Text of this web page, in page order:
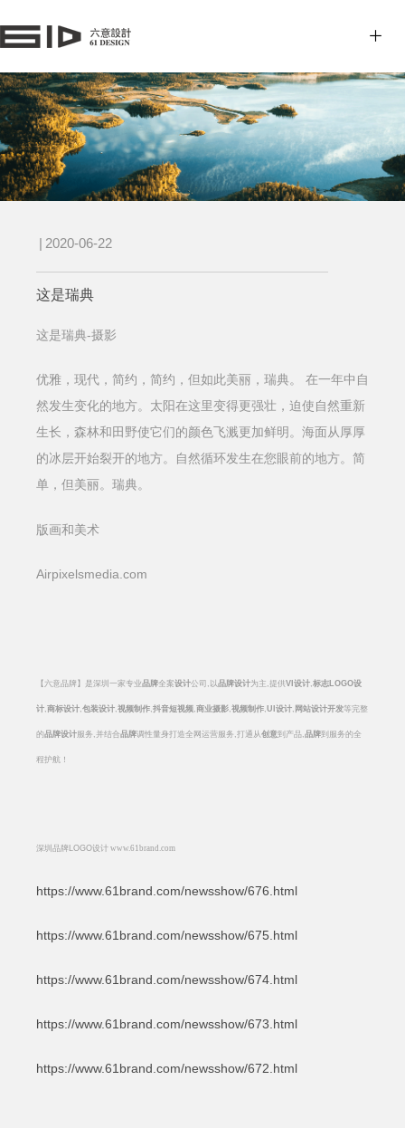
| 2020-06-22
这是瑞典
这是瑞典-摄影
优雅，现代，简约，简约，但如此美丽，瑞典。
在一年中自
然发生变化的地方。太阳在这里变得更强壮，迫使自然重新
生长，森林和田野使它们的颜色飞溅更加鲜明。海面从厚厚
的冰层开始裂开的地方。自然循环发生在您眼前的地方。简
单，但美丽。瑞典。
版画和美术
Airpixelsmedia.com
【六意品牌】是深圳一家专业品牌全案设计公司 , 以品牌设计为主 ,提供VI 设计,标志 LOGO设
计,商标设计,包装设计,视频制作,抖音短视频,商业摄影,视频制作,UI 设计, 网站设计开发等完整
的品牌设计服务 ,并结合品牌调性量身打造全网运营服务 ,打通从创意到产品,品牌到服务的全
程护航！
深圳品牌 LOGO设计 www.61brand.com
https://www.61brand.com/newsshow/676.html
https://www.61brand.com/newsshow/675.html
https://www.61brand.com/newsshow/674.html
https://www.61brand.com/newsshow/673.html
https://www.61brand.com/newsshow/672.html